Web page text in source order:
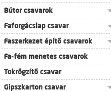
Bútor csavarok
Faforgácslap csavar
Faszerkezet építő csavarok
Fa-fém menetes csavarok
Tokrögzítő csavar
Gipszkarton csavar